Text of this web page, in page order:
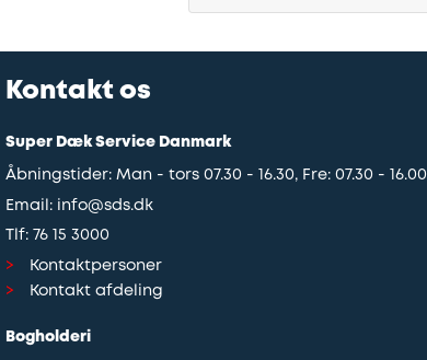
Kontakt os
Super Dæk Service Danmark
Åbningstider: Man - tors 07.30 - 16.30, Fre: 07.30 - 16.00
Email: info@sds.dk
Tlf: 76 15 3000
Kontaktpersoner
Kontakt afdeling
Bogholderi